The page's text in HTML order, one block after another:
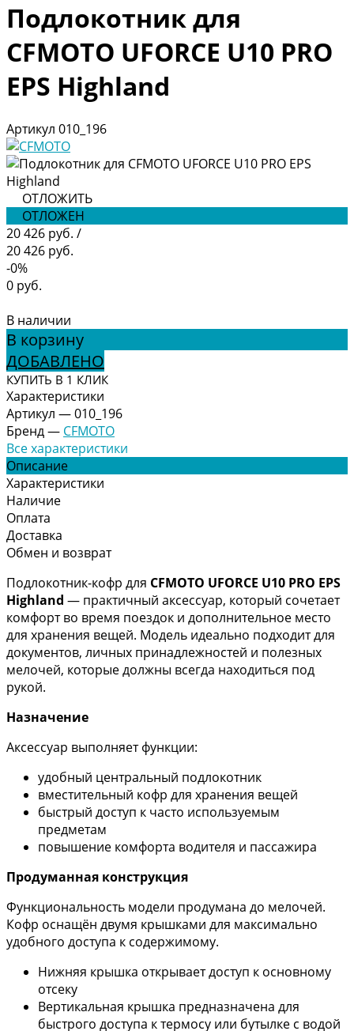
Подлокотник для
CFMOTO UFORCE U10 PRO
EPS Highland
Артикул 010_196
ОТЛОЖИТЬ
ОТЛОЖЕН
20 426 руб. /
20 426 руб.
-0%
0 руб.
В наличии
В корзину
ДОБАВЛЕНО
КУПИТЬ В 1 КЛИК
Характеристики
Артикул —010_196
Бренд— CFMOTO
Все характеристики
Описание
Характеристики
Наличие
Оплата
Доставка
Обмен и возврат
Подлокотник-кофр для CFMOTO UFORCE U10 PRO EPS
Highland — практичный аксессуар, который сочетает
комфорт во время поездок и дополнительное место
для хранения вещей. Модель идеально подходит для
документов, личных принадлежностей и полезных
мелочей, которые должны всегда находиться под
рукой.
Назначение
Аксессуар выполняет функции:
удобный центральный подлокотник
вместительный кофр для хранения вещей
быстрый доступ к часто используемым
предметам
повышение комфорта водителя и пассажира
Продуманная конструкция
Функциональность модели продумана до мелочей.
Кофр оснащён двумя крышками для максимально
удобного доступа к содержимому.
Нижняя крышка открывает доступ к основному
отсеку
Вертикальная крышка предназначена для
быстрого доступа к термосу или бутылке с водой